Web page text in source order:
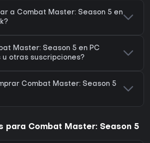
a Combat Master: Season 5 en
Master: Season 5 en PC
u otras suscripciones?
Combat Master: Season 5
para Combat Master: Season 5